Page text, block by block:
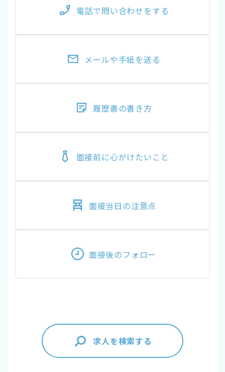
電話で問い合わせをする
メールや手紙を送る
履歴書の書き方
面接前に心がけたいこと
面接当日の注意点
面接後のフォロー
求人を検索する